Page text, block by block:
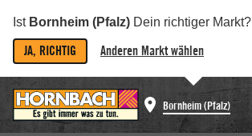
Ist Bornheim (Pfalz) Dein richtiger Markt?
JA, RICHTIG Anderen Markt wählen
Bornheim (Pfalz)